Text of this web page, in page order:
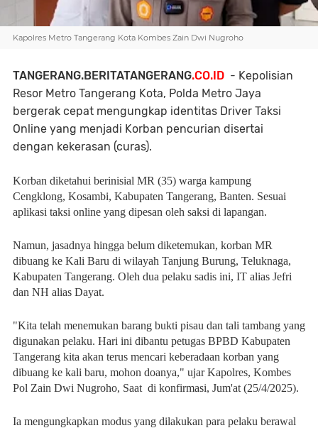
Kapolres Metro Tangerang Kota Kombes Zain Dwi Nugroho
TANGERANG.BERITATANGERANG.CO.ID - Kepolisian
Resor Metro Tangerang Kota, Polda Metro Jaya
bergerak cepat mengungkap identitas Driver Taksi
Online yang menjadi Korban pencurian disertai
dengan kekerasan (curas).
Korban diketahui berinisial MR (35) warga kampung
Cengklong, Kosambi, Kabupaten Tangerang, Banten. Sesuai
aplikasi taksi online yang dipesan oleh saksi di lapangan.
Namun, jasadnya hingga belum diketemukan, korban MR
dibuang ke Kali Baru di wilayah Tanjung Burung, Teluknaga,
Kabupaten Tangerang. Oleh dua pelaku sadis ini, IT alias Jefri
dan NH alias Dayat.
"Kita telah menemukan barang bukti pisau dan tali tambang yang
digunakan pelaku. Hari ini dibantu petugas BPBD Kabupaten
Tangerang kita akan terus mencari keberadaan korban yang
dibuang ke kali baru, mohon doanya," ujar Kapolres, Kombes
Pol Zain Dwi Nugroho, Saat di konfirmasi, Jum'at (25/4/2025).
Ia mengungkapkan modus yang dilakukan para pelaku berawal